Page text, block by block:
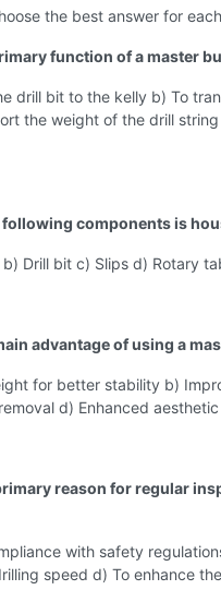
the best answer for
function of a master
drill bit to the kelly b) To
the weight of the drill
components is
Drill bit c) Slips d) Rotary
advantage of using a
for better stability b)
d) Enhanced
reason for regular
with safety
speed d) To enhance